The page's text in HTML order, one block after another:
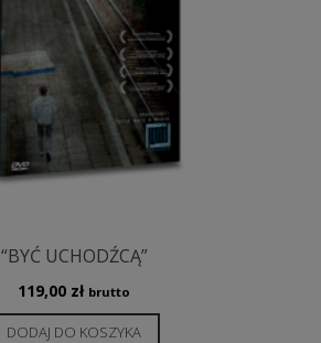
“BYĆ UCHODŹCĄ”
119,00 zł brutto
DODAJ DO KOSZYKA